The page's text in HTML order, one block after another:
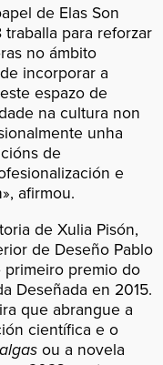
de Elas Son
para reforzar
no ámbito
incorporar a
espazo de
na cultura non
unha
de
e
afirmou.
de Xulia Pisón,
de Deseño Pablo
primeiro premio do
Deseñada en 2015.
que abrangue a
científica e o
ou a novela